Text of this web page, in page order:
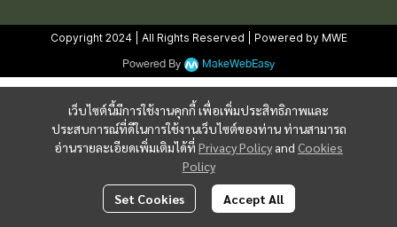
เว็บไซต์นี้มีการใช้งานคุกกี้ เพื่อเพิ่มประสิทธิภาพและ
ประสบการณ์ที่ดีในการใช้งานเว็บไซต์ของท่าน ท่านสามารถ
อ่านรายละเอียดเพิ่มเติมได้ที่ Privacy Policy and Cookies
Policy
Set Cookies Accept All
Copyright 2024 | All Rights Reserved | Powered by MWE
Powered By MakeWebEasy